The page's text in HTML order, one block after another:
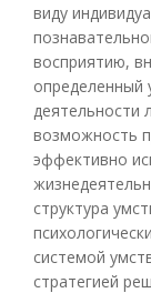
виду
восприятию,
определенный
деятельности
возможность
эффективно
структура
системой
стратегией